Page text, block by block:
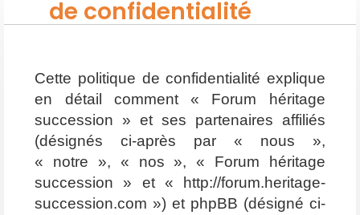
de confidentialité
Cette politique de confidentialité explique
en détail comment « Forum héritage
succession » et ses partenaires affiliés
(désignés ci-après par « nous »,
« notre », « nos », « Forum héritage
succession » et « http://forum.heritage-
succession.com ») et phpBB (désigné ci-